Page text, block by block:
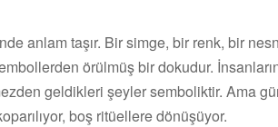
anlam taşır. Bir simge, bir renk, bir
örülmüş bir dokudur.
geldikleri şeyler semboliktir. Ama
boş ritüellere dönüşüyor.